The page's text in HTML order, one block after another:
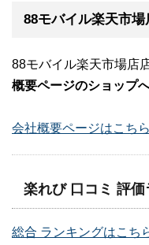
88モバイル楽天市
88モバイル楽天市場店
概要ページのショップ
会社概要ページはこちら
楽れび 口コミ 評
総合 ランキングはこち